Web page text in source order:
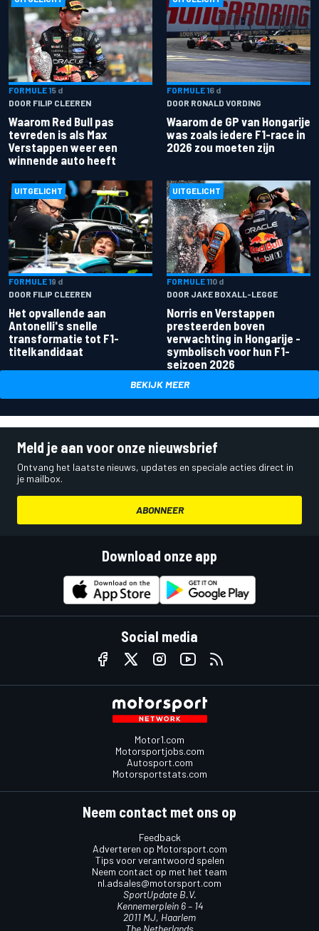
FORMULE 15 d
DOOR FILIP CLEEREN
Waarom Red Bull pas
tevreden is als Max
Verstappen weer een
winnende auto heeft
FORMULE 16 d
DOOR RONALD VORDING
Waarom de GP van Hongarije
was zoals iedere F1-race in
2026 zou moeten zijn
UITGELICHT
FORMULE 19 d
DOOR FILIP CLEEREN
Het opvallende aan
Antonelli's snelle
transformatie tot F1-
titelkandidaat
UITGELICHT
FORMULE 110 d
DOOR JAKE BOXALL-LEGGE
Norris en Verstappen
presteerden boven
verwachting in Hongarije -
symbolisch voor hun F1-
seizoen 2026
BEKIJK MEER
Meld je aan voor onze nieuwsbrief
Ontvang het laatste nieuws, updates en speciale acties direct in
je mailbox.
ABONNEER
Download onze app
Social media
Motor1.com
Motorsportjobs.com
Autosport.com
Motorsportstats.com
Neem contact met ons op
Feedback
Adverteren op Motorsport.com
Tips voor verantwoord spelen
Neem contact op met het team
nl.adsales@motorsport.com
SportUpdate B.V.
Kennemerplein 6 – 14
2011 MJ, Haarlem
The Netherlands